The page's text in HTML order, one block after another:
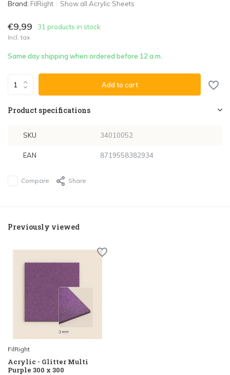
Brand: FilRight Show all Acrylic Sheets
€9,99 31 products in stock
Incl. tax
Same day shipping when ordered before 12 a.m.
Add to cart
Product specifications
SKU 34010052
EAN 8719558382934
Compare Share
Previously viewed
FilRight
Acrylic - Glitter Multi
Purple 300 x 300